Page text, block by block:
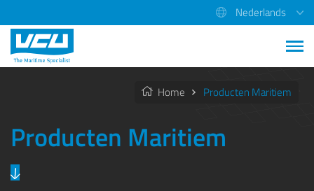
Nederlands
Home Producten Maritiem
Producten Maritiem